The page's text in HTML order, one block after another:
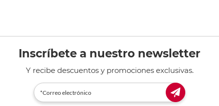
Inscríbete a nuestro newsletter
Y recibe descuentos y promociones exclusivas.